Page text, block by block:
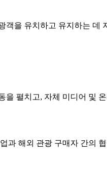
을 유치하고 유지하는 데
펼치고, 자체 미디어 및
과 해외 관광 구매자 간의